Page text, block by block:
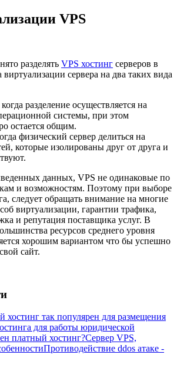
VPS
разделять VPS хостинг серверов в
сервера на два таких вида
разделение осуществляется на
системы, при этом
остается общим.
физический сервер делиться на
которые изолированы друг от друга и
данных, VPS не одинаковые по
и возможностям. Поэтому при выборе
следует обращать внимание на многие
виртуализации, гарантии трафика,
и репутация поставщика услуг. В
ресурсов среднего уровня
хорошим вариантом что бы успешно
сайт.
хостинг так популярен для размещения
для работы юридической
платный хостинг?Сервер VPS,
Противодействие ddos атаке -